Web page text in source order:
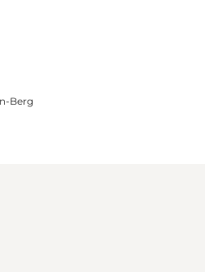
Berg